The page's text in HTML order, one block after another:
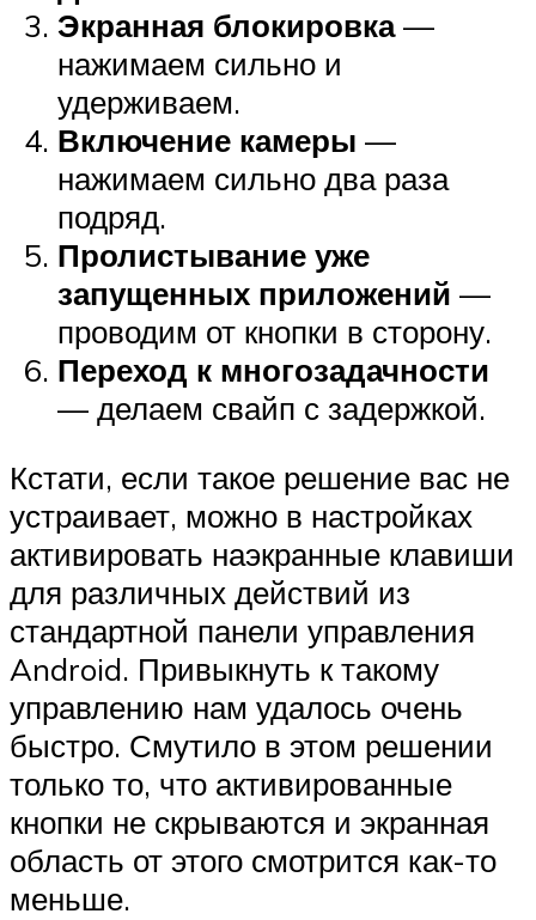
Экранная блокировка—
нажимаем сильно и
удерживаем.
Включение камеры —
нажимаем сильно два раза
подряд.
Пролистывание уже
запущенных приложений —
проводим от кнопки в сторону.
Переход к многозадачности
— делаем свайп с задержкой.
Кстати, если такое решение вас не
устраивает, можно в настройках
активировать наэкранные клавиши
для различных действий из
стандартной панели управления
Android. Привыкнуть к такому
управлению нам удалось очень
быстро. Смутило в этом решении
только то, что активированные
кнопки не скрываются и экранная
область от этого смотрится как-то
меньше.